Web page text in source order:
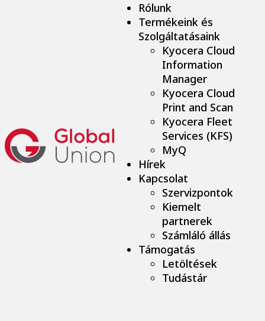
Rólunk
Termékeink és
Szolgáltatásaink
Kyocera Cloud
Information
Manager
Kyocera Cloud
Print and Scan
Kyocera Fleet
Services (KFS)
MyQ
Hírek
Kapcsolat
Szervizpontok
Kiemelt
partnerek
Számláló állás
Támogatás
Letöltések
Tudástár